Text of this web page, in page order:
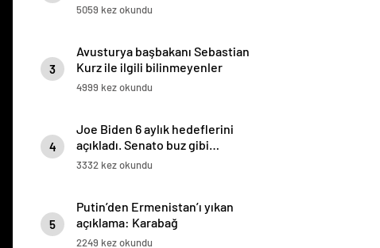
5059 kez okundu
3
Avusturya başbakanı Sebastian
Kurz ile ilgili bilinmeyenler
4999 kez okundu
4
Joe Biden 6 aylık hedeflerini
açıkladı. Senato buz gibi…
3332 kez okundu
5
Putin’den Ermenistan’ı yıkan
açıklama: Karabağ
Azerbaycan’ın ayrılmaz bir
2249 kez okundu